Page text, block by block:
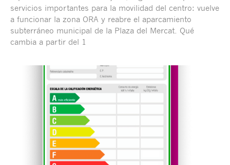
servicios importantes para la movilidad del centro: vuelve
a funcionar la zona ORA y reabre el aparcamiento
subterráneo municipal de la Plaza del Mercat. Qué
cambia a partir del 1